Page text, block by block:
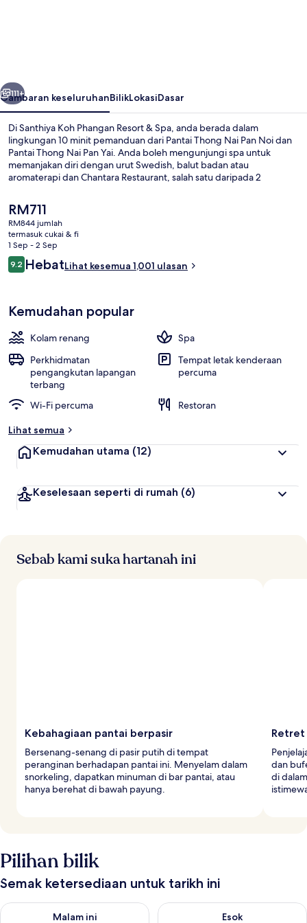
Spa
–
Up
to
THB
Resort
Credit
per
Night
Seterusnya
111+
Gambaran keseluruhanBilikLokasiDasar
Di Santhiya Koh Phangan Resort & Spa, anda berada dalam
lingkungan 10 minit pemanduan dari Pantai Thong Nai Pan Noi dan
Pantai Thong Nai Pan Yai. Anda boleh mengunjungi spa untuk
memanjakan diri dengan urut Swedish, balut badan atau
aromaterapi dan Chantara Restaurant, salah satu daripada 2
malam. Sorotan lain di tempat peranginan mewah ini termasuk 2
kolam renang terbuka, bar pantai, dan bilik wap. Pengembara lain
memuji tentang kakitangan.
Harga
semasa
ialah
RM711
RM711
RM844 jumlah
termasuk cukai & fi
1 Sep - 2 Sep
Ulasan
9.29.2 daripada 10
HebatLihat kesemua 1,001 ulasan
Kemudahan popular
Kolam renang
Spa
Perkhidmatan
pengangkutan lapangan
terbang
Tempat letak kenderaan
percuma
Wi-Fi percuma
Restoran
Lihat semua
Kemudahan utama (12)
Keselesaan seperti di rumah (6)
Sebab kami suka hartanah ini
Kebahagiaan pantai berpasir
Bersenang-senang di pasir putih di tempat
peranginan berhadapan pantai ini. Menyelam dalam
snorkeling, dapatkan minuman di bar pantai, atau
hanya berehat di bawah payung.
dan
di
Pilihan bilik
Semak ketersediaan untuk tarikh ini
Malam ini
Semak ketersediaan untuk malam ini Ogo 6 - Ogo 7
Esok
Semak ketersediaan untuk